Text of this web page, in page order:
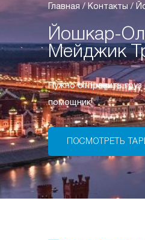
Главная /Контакты /
Йошкар-
Мейджик
Нужно отправить
помощник!
ПОСМОТРЕТЬ